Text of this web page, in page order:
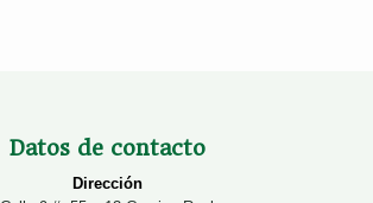
Datos de contacto
Dirección